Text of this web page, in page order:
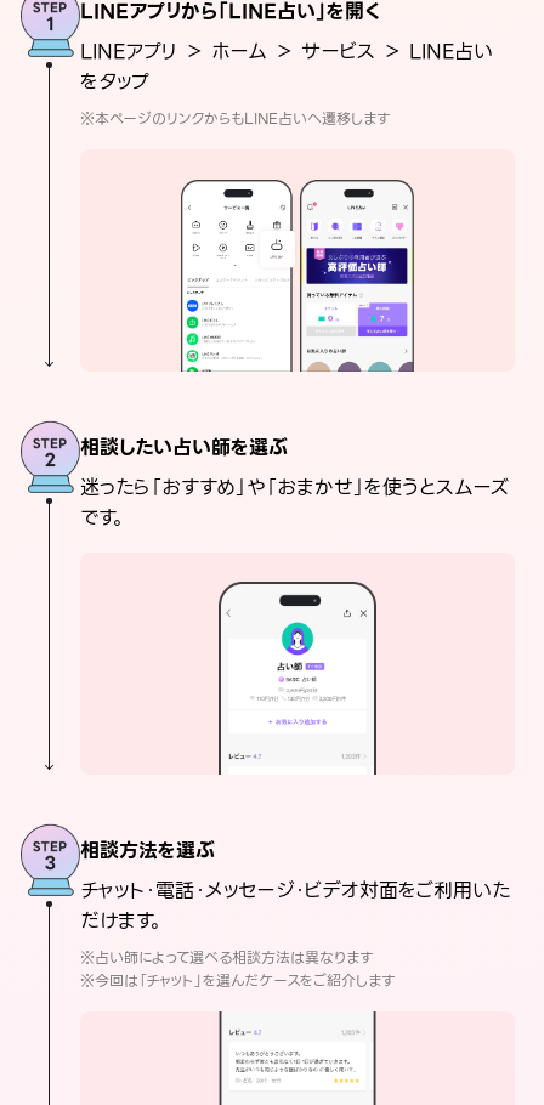
LINEアプリから「LINE占い」を開く
LINEアプリ ＞ ホーム ＞ サービス ＞ LINE占い
をタップ
※本ページのリンクからもLINE占いへ遷移します
相談したい占い師を選ぶ
迷ったら「おすすめ」や「おまかせ」を使うとスムーズ
です。
相談方法を選ぶ
チャット・電話・メッセージ・ビデオ対面をご利用いた
だけます。
※占い師によって選べる相談方法は異なります
※今回は「チャット」を選んだケースをご紹介します